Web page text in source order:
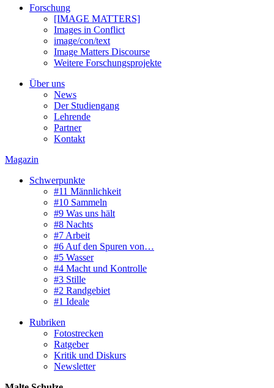
Forschung
[IMAGE MATTERS]
Images in Conflict
image/con/text
Image Matters Discourse
Weitere Forschungsprojekte
Über uns
News
Der Studiengang
Lehrende
Partner
Kontakt
Magazin
Schwerpunkte
#11 Männlichkeit
#10 Sammeln
#9 Was uns hält
#8 Nachts
#7 Arbeit
#6 Auf den Spuren von…
#5 Wasser
#4 Macht und Kontrolle
#3 Stille
#2 Randgebiet
#1 Ideale
Rubriken
Fotostrecken
Ratgeber
Kritik und Diskurs
Newsletter